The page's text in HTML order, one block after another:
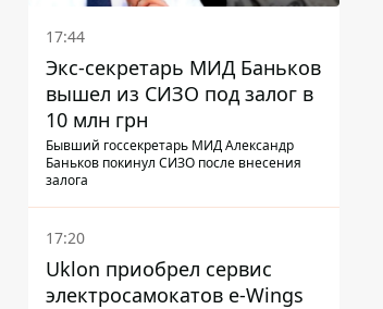
17:44
Экс-секретарь МИД Баньков
вышел из СИЗО под залог в
10 млн грн
Бывший госсекретарь МИД Александр
Баньков покинул СИЗО после внесения
залога
17:20
Uklon приобрел сервис
электросамокатов e-Wings